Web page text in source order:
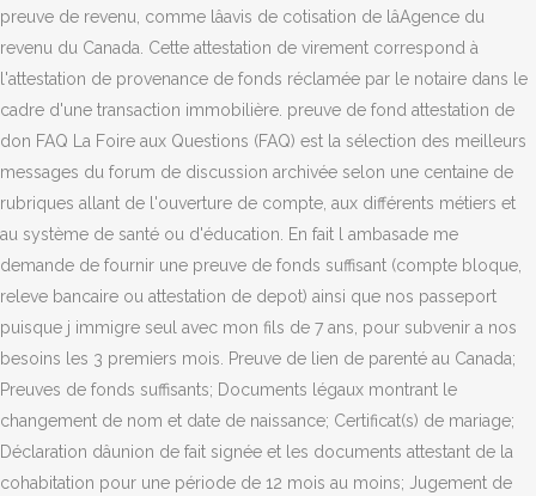
preuve de revenu, comme lâavis de cotisation de lâAgence du
revenu du Canada. Cette attestation de virement correspond à
l'attestation de provenance de fonds réclamée par le notaire dans le
cadre d'une transaction immobilière. preuve de fond attestation de
don FAQ La Foire aux Questions (FAQ) est la sélection des meilleurs
messages du forum de discussion archivée selon une centaine de
rubriques allant de l'ouverture de compte, aux différents métiers et
au système de santé ou d'éducation. En fait l ambasade me
demande de fournir une preuve de fonds suffisant (compte bloque,
releve bancaire ou attestation de depot) ainsi que nos passeport
puisque j immigre seul avec mon fils de 7 ans, pour subvenir a nos
besoins les 3 premiers mois. Preuve de lien de parenté au Canada;
Preuves de fonds suffisants; Documents légaux montrant le
changement de nom et date de naissance; Certificat(s) de mariage;
Déclaration dâunion de fait signée et les documents attestant de la
cohabitation pour une période de 12 mois au moins; Jugement de